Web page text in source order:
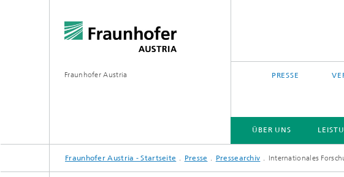
Fraunhofer Austria PRESSE
ÜBER UNS
Fraunhofer Austria - Startseite Presse Pressearchiv Internationales